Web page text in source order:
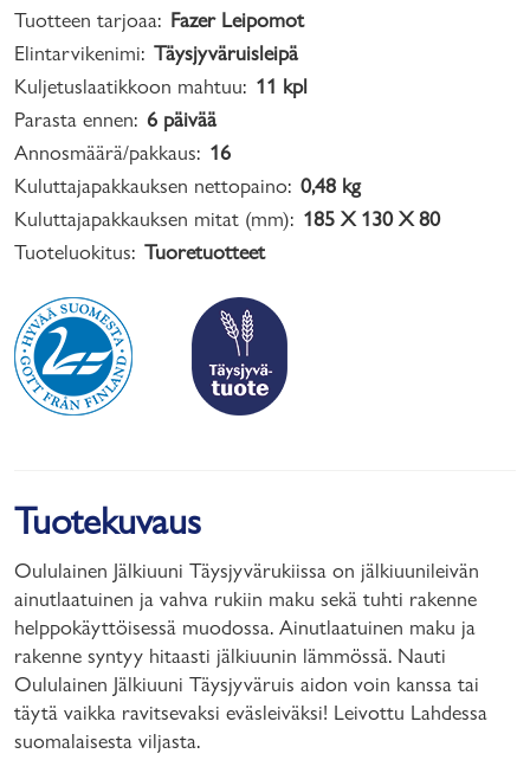
Tuotteen tarjoaa: Fazer Leipomot
Elintarvikenimi: Täysjyväruisleipä
Kuljetuslaatikkoon mahtuu: 11 kpl
Parasta ennen: 6 päivää
Annosmäärä/pakkaus: 16
Kuluttajapakkauksen nettopaino: 0,48 kg
Kuluttajapakkauksen mitat (mm): 185 X 130 X 80
Tuoteluokitus: Tuoretuotteet
Tuotekuvaus
Oululainen Jälkiuuni Täysjyvärukiissa on jälkiuunileivän
ainutlaatuinen ja vahva rukiin maku sekä tuhti rakenne
helppokäyttöisessä muodossa. Ainutlaatuinen maku ja
rakenne syntyy hitaasti jälkiuunin lämmössä. Nauti
Oululainen Jälkiuuni Täysjyväruis aidon voin kanssa tai
täytä vaikka ravitsevaksi eväsleiväksi! Leivottu Lahdessa
suomalaisesta viljasta.